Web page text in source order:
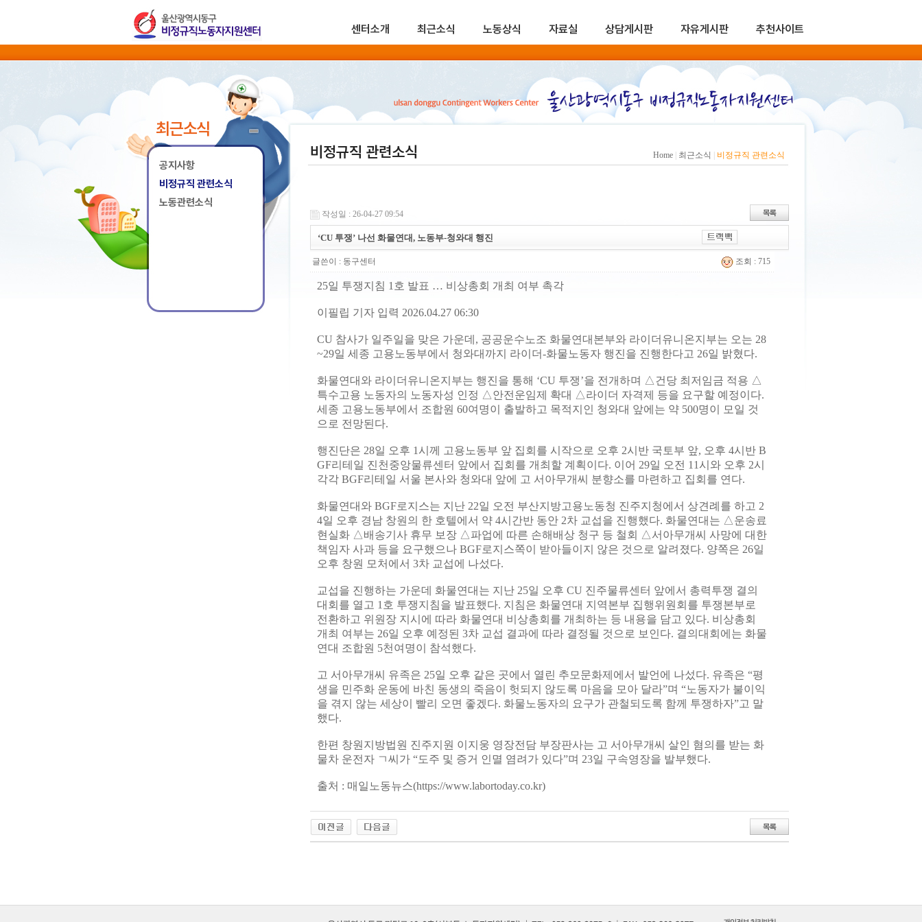
센터소개 최근소식 노동상식 자료실 상담게시판 자유게시판 추천사이트
최근소식
공지사항
비정규직 관련소식
노동관련소식
비정규직 관련소식 Home 최근소식 비정규직 관련소식
작성일 : 26-04-27 09:54
‘CU 투쟁’ 나선 화물연대, 노동부-청와대 행진
글쓴이 : 동구센터 조회 : 715
25일 투쟁지침 1호 발표 … 비상총회 개최 여부 촉각
이필립 기자 입력 2026.04.27 06:30
CU 참사가 일주일을 맞은 가운데, 공공운수노조 화물연대본부와 라이더유니온지부는 오는 28
~29일 세종 고용노동부에서 청와대까지 라이더-화물노동자 행진을 진행한다고 26일 밝혔다.
화물연대와 라이더유니온지부는 행진을 통해 ‘CU 투쟁’을 전개하며 △건당 최저임금 적용 △
특수고용 노동자의 노동자성 인정 △안전운임제 확대 △라이더 자격제 등을 요구할 예정이다.
세종 고용노동부에서 조합원 60여명이 출발하고 목적지인 청와대 앞에는 약 500명이 모일 것
으로 전망된다.
행진단은 28일 오후 1시께 고용노동부 앞 집회를 시작으로 오후 2시반 국토부 앞, 오후 4시반 B
GF리테일 진천중앙물류센터 앞에서 집회를 개최할 계획이다. 이어 29일 오전 11시와 오후 2시
각각 BGF리테일 서울 본사와 청와대 앞에 고 서아무개씨 분향소를 마련하고 집회를 연다.
화물연대와 BGF로지스는 지난 22일 오전 부산지방고용노동청 진주지청에서 상견례를 하고 2
4일 오후 경남 창원의 한 호텔에서 약 4시간반 동안 2차 교섭을 진행했다. 화물연대는 △운송료
현실화 △배송기사 휴무 보장 △파업에 따른 손해배상 청구 등 철회 △서아무개씨 사망에 대한
책임자 사과 등을 요구했으나 BGF로지스쪽이 받아들이지 않은 것으로 알려졌다. 양쪽은 26일
오후 창원 모처에서 3차 교섭에 나섰다.
교섭을 진행하는 가운데 화물연대는 지난 25일 오후 CU 진주물류센터 앞에서 총력투쟁 결의
대회를 열고 1호 투쟁지침을 발표했다. 지침은 화물연대 지역본부 집행위원회를 투쟁본부로
전환하고 위원장 지시에 따라 화물연대 비상총회를 개최하는 등 내용을 담고 있다. 비상총회
개최 여부는 26일 오후 예정된 3차 교섭 결과에 따라 결정될 것으로 보인다. 결의대회에는 화물
연대 조합원 5천여명이 참석했다.
고 서아무개씨 유족은 25일 오후 같은 곳에서 열린 추모문화제에서 발언에 나섰다. 유족은 “평
생을 민주화 운동에 바친 동생의 죽음이 헛되지 않도록 마음을 모아 달라”며 “노동자가 불이익
을 겪지 않는 세상이 빨리 오면 좋겠다. 화물노동자의 요구가 관철되도록 함께 투쟁하자”고 말
했다.
한편 창원지방법원 진주지원 이지웅 영장전담 부장판사는 고 서아무개씨 살인 혐의를 받는 화
물차 운전자 ㄱ씨가 “도주 및 증거 인멸 염려가 있다”며 23일 구속영장을 발부했다.
출처 : 매일노동뉴스(https://www.labortoday.co.kr)